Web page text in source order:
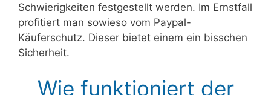
Schwierigkeiten festgestellt werden. Im Ernstfall
profitiert man sowieso vom Paypal-
Käuferschutz. Dieser bietet einem ein bisschen
Sicherheit.
Wie funktioniert der